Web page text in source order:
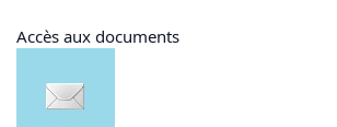
Accès aux documents